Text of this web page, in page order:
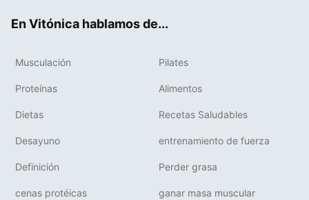
En Vitónica hablamos de...
Musculación Pilates
Proteínas Alimentos
Dietas Recetas Saludables
Desayuno entrenamiento de fuerza
Definición Perder grasa
cenas protéicas ganar masa muscular